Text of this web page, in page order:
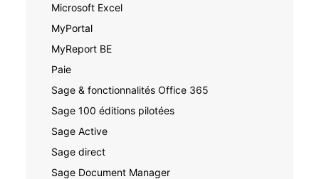
Microsoft Excel
MyPortal
MyReport BE
Paie
Sage & fonctionnalités Office 365
Sage 100 éditions pilotées
Sage Active
Sage direct
Sage Document Manager